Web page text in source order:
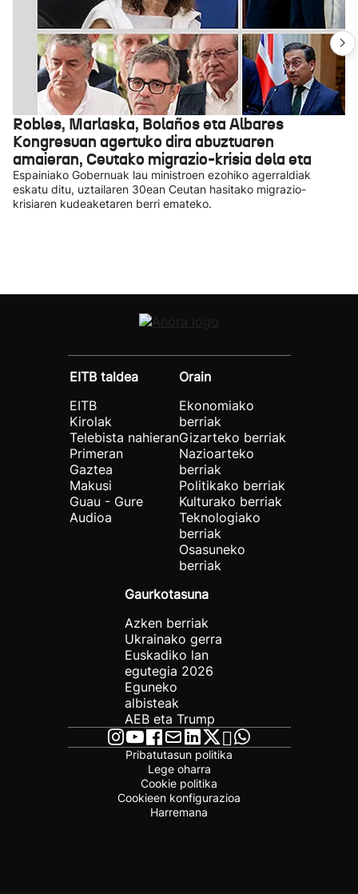
Robles, Marlaska, Bolaños eta Albares
Kongresuan agertuko dira abuztuaren
amaieran, Ceutako migrazio-krisia dela eta
Espainiako Gobernuak lau ministroen ezohiko agerraldiak
eskatu ditu, uztailaren 30ean Ceutan hasitako migrazio-
krisiaren kudeaketaren berri emateko.
EITB taldea
EITB
Kirolak
Telebista nahieran
Primeran
Gaztea
Makusi
Guau - Gure
Audioa
Orain
Ekonomiako
berriak
Gizarteko berriak
Nazioarteko
berriak
Politikako berriak
Kulturako berriak
Teknologiako
berriak
Osasuneko
berriak
Gaurkotasuna
Azken berriak
Ukrainako gerra
Euskadiko lan
egutegia 2026
Eguneko
albisteak
AEB eta Trump
Pribatutasun politika
Lege oharra
Cookie politika
Cookieen konfigurazioa
Harremana